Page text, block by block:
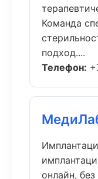
Команда
подход....
Телефон:
онлайн,